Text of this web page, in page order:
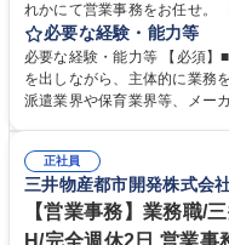
れかにて営業事務をお任せ。
の作成・カタログ送付・来客
善をお任せ。 【教育制度】ご入社後、育成担当とペアになりながらOJTに
て業務を覚えていただくこと
れているため、スムーズに仕
常に改善を目指す風土のた
募集職種 【大阪・京都・滋賀
必要な経験・能力等
必要な経験・能力等 【必須】
を出しながら、主体的に業務
派遣業界や保育業界等、メー
により、キーエンスの付加
えて、お客様や社員の状況に
待され。組織を支えるスペシ
社員から頼られる存在にな
務の持ち帰りも禁止されてお
正社員
三井物産都市開発株式会
【営業事務】業務職/
H/完全週休2日 営業事